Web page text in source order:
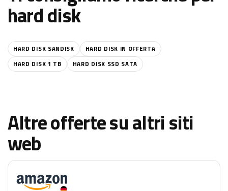
hard disk
HARD DISK SANDISK
HARD DISK IN OFFERTA
HARD DISK 1 TB
HARD DISK SSD SATA
Altre offerte su altri siti
web